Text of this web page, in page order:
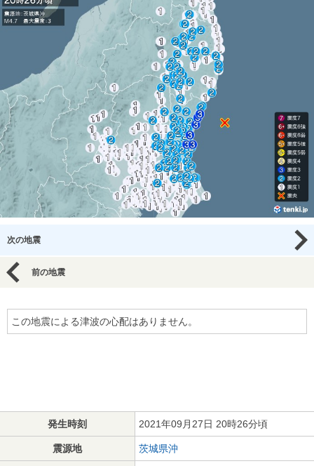
次の地震
前の地震
この地震による津波の心配はありません。
発生時刻 2021年09月27日 20時26分頃
震源地 茨城県沖